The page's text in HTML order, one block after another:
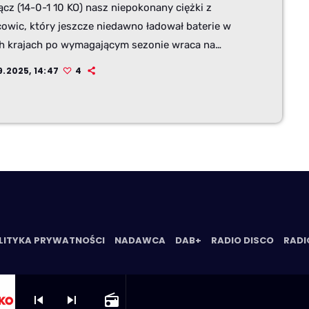
skip_previous skip_next radio
(14-0-1 10 KO) nasz niepokonany ciężki z
który jeszcze niedawno ładował baterie w
krajach po wymagającym sezonie wraca na
W sobotę 20 września mogliśmy go
14:47 4
PRYWATNOŚCI NADAWCA DAB+ RADIO DISCO